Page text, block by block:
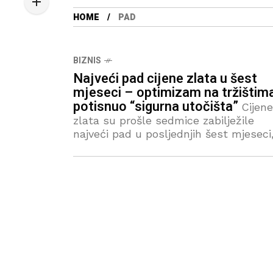
HOME PAD
BIZNIS
Najveći pad cijene zlata u šest
mjeseci – optimizam na
potisnuo “sigurna utočišta” Cijene
zlata su prošle sedmice zabilježile
najveći pad u posljednjih šest mjeseci,
je najizraženiji sedmični gubitak od